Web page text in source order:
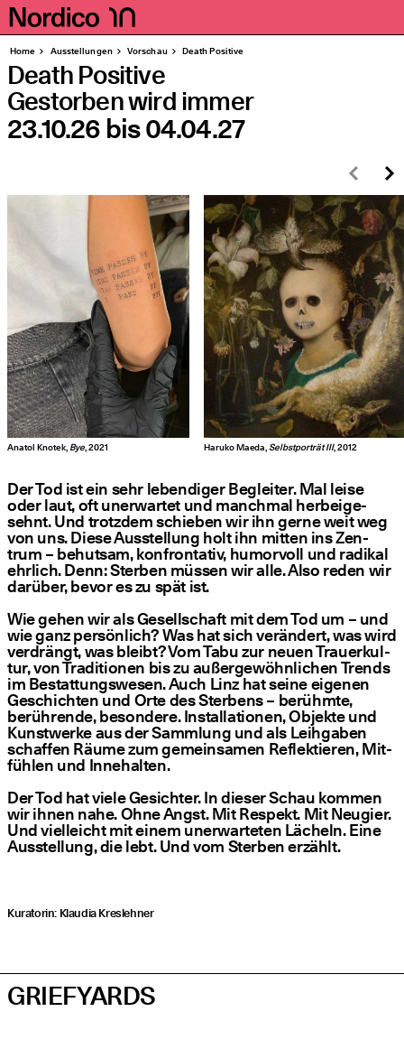
Homepage
Seiten
Home Aus­stel­lun­gen Vor­schau Death Posi­ti­ve
Death Positive
Gestorben wird immer
23.10.26bis04.04.27
Anatol Knotek, Bye, 2021 Haruko Maeda, Selbstporträt III, 2012
Der Tod ist ein sehr leben­di­ger Beglei­ter. Mal lei­se
oder laut, oft uner­war­tet und manch­mal her­bei­ge­
sehnt. Und trotz­dem schie­ben wir ihn ger­ne weit weg
von uns. Die­se Aus­stel­lung holt ihn mit­ten ins Zen­
trum – behut­sam, kon­fron­ta­tiv, humor­voll und radi­kal
ehr­lich. Denn: Ster­ben müs­sen wir alle. Also reden wir
dar­über, bevor es zu spät ist.
Wie gehen wir als Gesell­schaft mit dem Tod um – und
wie ganz per­sön­lich? Was hat sich ver­än­dert, was wird
ver­drängt, was bleibt? Vom Tabu zur neu­en Trau­er­kul­
tur, von Tra­di­tio­nen bis zu außer­ge­wöhn­li­chen Trends
im Bestat­tungs­we­sen. Auch Linz hat sei­ne eige­nen
Geschich­ten und Orte des Ster­bens – berühm­te,
berüh­ren­de, beson­de­re. Instal­la­tio­nen, Objek­te und
Kunst­wer­ke aus der Samm­lung und als Leih­ga­ben
schaf­fen Räu­me zum gemein­sa­men Reflek­tie­ren, Mit­
füh­len und Inne­hal­ten.
Der Tod hat vie­le Gesich­ter. In die­ser Schau kom­men
wir ihnen nahe. Ohne Angst. Mit Respekt. Mit Neu­gier.
Und viel­leicht mit einem uner­war­te­ten Lächeln. Eine
Aus­stel­lung, die lebt. Und vom Ster­ben erzählt.
Kura­to­rin: Klau­dia Kreslehner
GRIEFYARDS